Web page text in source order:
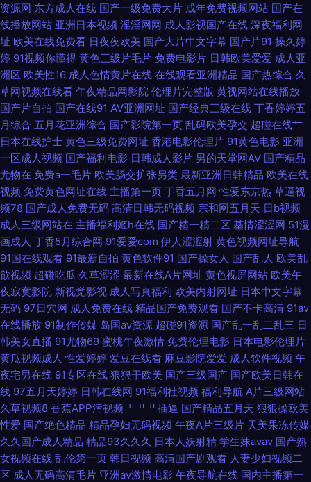
视频 日本精品人妖五区 91在线观看免费蜜桃 久久嫩草精品 亚洲综合自拍a
片 豆花在线免费 日本AV中文字幕 91香蕉视频www 激情色色 微拍91 www
人人肏 美女人人操 91疯狂高潮对白拿下 加勒比av综合影院 亚洲黄色官网 大
香蕉伊人AV 青青草精品资源站 91试看小视频网站 后入黑丝高跟美女 五月天
狼人av综合网 老司机久看成人在线 中日韩三级片 国产视频福利 天天干天天
舔天天日 爱豆传媒九色视频 免费无码无遮挡网站 91操网 国产色av 色图社区
在线 国产十区视频 天天搞天天骚天天操 超碰97人人调教 男人天堂无码av
91操操操吧 国产午夜诱惑 婷婷五月天激情图片 肏屄综合 日本操逼片 97资源
色 麻豆三级视频 自拍六区 国产视频在线看 熟妇国产免费一区 俺去也官网 蜜
臀91久久国产人妻 91变态视频 激情四方色播 亚洲成人福利av导航 国产传媒
精选 日韩性爱网址 ts伪娘自慰网站导航 美女91知视频 2026在线h网 国模宾
馆自拍 天天干精品视频 成人不卡一区在线 日本操逼福利在线 老司机福利经
典视频 2026国产传媒视频 国产又爽又黄在线看 婷婷久久综合影音先锋 东京
热色色视频 日韩国产二区三区四区 爱豆传媒视频在线观看 欧美性天天操 97
资源网 东方成人在线 国产一级免费大片 成年免费视频网站 国产在
线播放网站 亚洲日本视频 淫淫网网 成人影视国产在线 深夜福利网
址 欧美在线免费看 日夜夜欧美 国产大片中文字幕 国产片91 操久婷
婷 91视频你懂得 黄色三级片毛片 免费电影片 日韩欧美爱爱 成人亚
洲区 欧美性16 成人色情黄片在线 在线观看亚洲精品 国产热综合 久
草网视频在线看 午夜精品网影院 伦理片完整版 黄视网站在线播放
国产片自拍 国产在线91 AV亚洲网址 国产经典三级在线 丁香婷婷五
月综合 五月花亚洲综合 国产影院第一页 乱码欧美孕交 超碰在线艹
日本在线护士 黄色三级免费网址 香港电影伦理片 91黄色电影 亚洲
一区成人视频 国产福利电影 日韩成人影片 男的天堂网AV 国产精品
尤物在 免费a一毛片 欧美肠交扩张另类 最新亚洲日韩精品 欧美在线
视频 免费黄色网址在线 主播第一页 丁香五月网 性爱东京热 草逼视
频78 国产成人免费无码 高清日韩无码视频 宗和网五月天 日b视频
成人三级网站在 主播福利姬h在线 国产精一精二区 基情涩涩网 51漫
画成人 丁香5月综合网 91爱爱com 伊人涩涩射 黄色视频网址导航
91国在线观看 91最新自拍 黄色软件91 国产操女人 国产乱人 欧美乱
欲视频 超碰吃瓜 久草涩涩 最新在线A片网址 黄色视屏网站 欧美午
夜寂寞影院 新视觉影视 成人写真福利 欧美内射网址 日本中文字幕
无码 97日穴网 成人免费在线 精品国产免费观看 国产不卡高清 91av
在线播放 91制作传媒 岛国av资源 超碰91资源 国产乱一乱二乱三 日
韩美女直播 91尤物69 蜜桃午夜激情 免费伦理电影 日本电影伦理片
黄瓜视频成人 性爱婷婷 爱豆在线看 麻豆影院爱爱 成人软件视频 午
夜宅男在线 91专区在线 狠狠干欧美 国产三级国产 国产欧美日韩在
线 97五月天婷婷 日韩在线网 91福利社视频 福利导航 A片三级网站
久草视频8 香蕉APP污视频 艹艹艹插逼 国产精品五月天 狠狠操欧美
性爱 国产绝色精品 精品孕妇无码视频 午夜A片三级片 天美果冻传媒
久久国产成人精品 精品93久久久 日本人妖射精 学生妹avav 国产熟
女视频在线 乱伦第一页 韩日视频 高清国产剧观看 人妻少妇视频二
区 成人无码高清毛片 亚洲av激情电影 午夜导航在线 国内主播第一